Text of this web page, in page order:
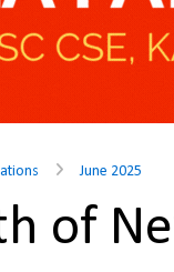
June 2025
of